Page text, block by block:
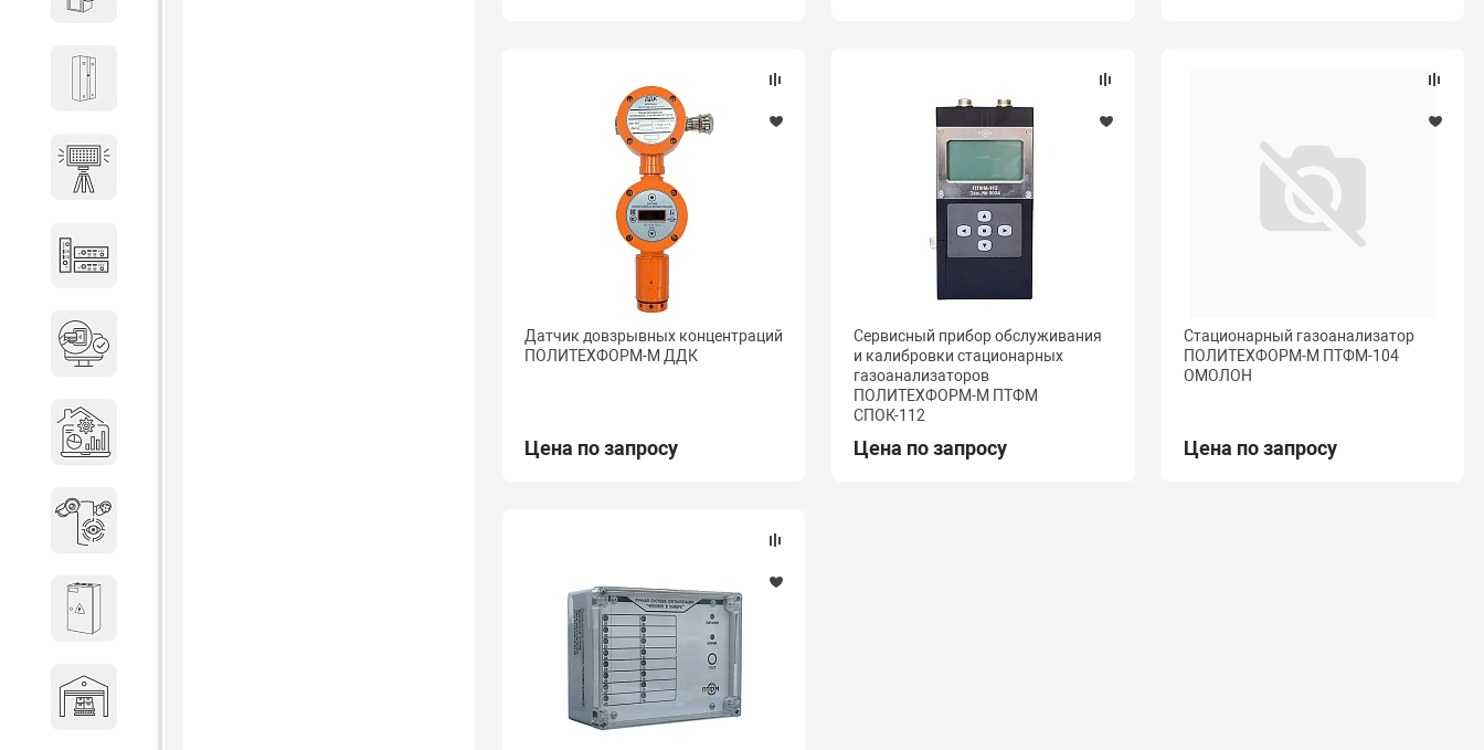
Датчик довзрывных концентраций
ПОЛИТЕХФОРМ-М ДДК
Цена по запросу
Сервисный прибор обслуживания
и калибровки стационарных
газоанализаторов
ПОЛИТЕХФОРМ-М ПТФМ
СПОК-112
Цена по запросу
Стационарный газоанализатор
ПОЛИТЕХФОРМ-М ПТФМ-104
ОМОЛОН
Цена по запросу